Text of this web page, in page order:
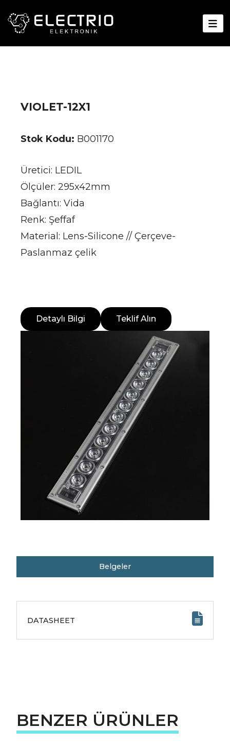
VIOLET-12X1
Stok Kodu: B001170
Üretici: LEDIL
Ölçüler: 295x42mm
Bağlantı: Vida
Renk: Şeffaf
Material: Lens-Silicone // Çerçeve-
Paslanmaz çelik
Detaylı Bilgi Teklif Alın
Belgeler
DATASHEET
BENZER ÜRÜNLER